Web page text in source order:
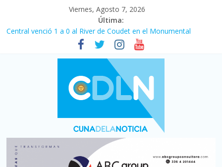
Viernes, Agosto 7, 2026
Última:
Central venció 1 a 0 al River de Coudet en el Monumental
La morosidad alcanzó su nivel más alto en dos décadas y ya
afecta a 400 mil deudores en Santa Fe
Desde que asumió Milei cerraron 41.000 kioscos: el sector
denuncia crisis como en 2001
Vacaciones de invierno con más movimiento y consumo
turístico: 4,6 millones de personas viajaron por el país, un 5,9%
Fuerte caída de la venta de autos usados en julio: bajó un 12,6%